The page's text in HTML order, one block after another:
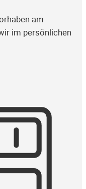
am
im persönlichen